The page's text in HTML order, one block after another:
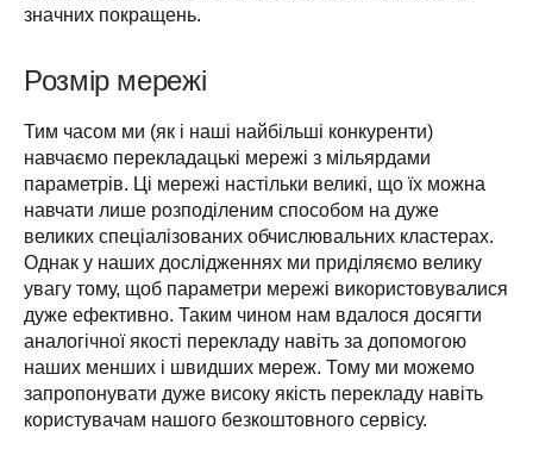
значних покращень.
Розмір мережі
Тим часом ми (як і наші найбільші конкуренти)
навчаємо перекладацькі мережі з мільярдами
параметрів. Ці мережі настільки великі, що їх можна
навчати лише розподіленим способом на дуже
великих спеціалізованих обчислювальних кластерах.
Однак у наших дослідженнях ми приділяємо велику
увагу тому, щоб параметри мережі використовувалися
дуже ефективно. Таким чином нам вдалося досягти
аналогічної якості перекладу навіть за допомогою
наших менших і швидших мереж. Тому ми можемо
запропонувати дуже високу якість перекладу навіть
користувачам нашого безкоштовного сервісу.